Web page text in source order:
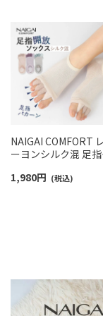
NAIGAI COMFORT
ーヨンシルク混 足
ふわパイル かかとシ
1,980円 (税込)